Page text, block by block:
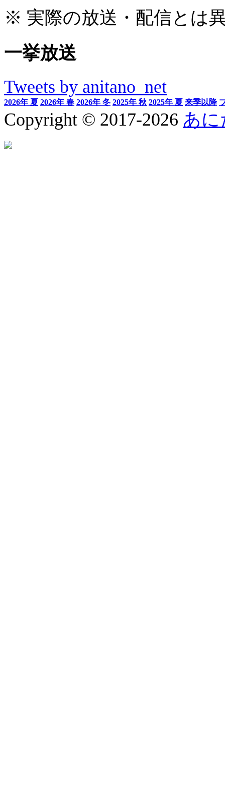
※ 実際の放送・配信とは
一挙放送
Tweets by anitano_net
2026年 夏 2026年 春 2026年 冬 2025年 秋 2025年 夏 来季以降
Copyright © 2017-2026 あに